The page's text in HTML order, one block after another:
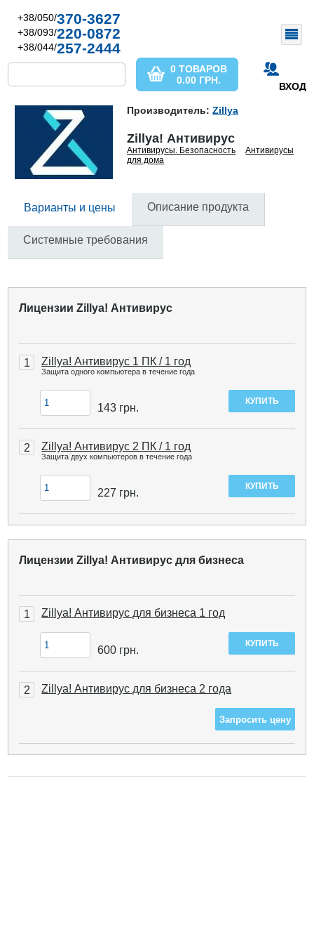
+38/050/370-3627
+38/093/220-0872
+38/044/257-2444
ВХОД
0 ТОВАРОВ
0.00 ГРН.
Производитель:Zillya
Zillya! Антивирус
Антивирусы. Безопасность
Антивирусы
для дома
Варианты и цены Описание продукта
Системные требования
Лицензии Zillya! Антивирус
1 Zillya! Антивирус 1 ПК / 1 год
Защита одного компьютера в течение года
143 грн.
2 Zillya! Антивирус 2 ПК / 1 год
Защита двух компьютеров в течение года
227 грн.
Лицензии Zillya! Антивирус для бизнеса
1 Zillya! Антивирус для бизнеса 1 год
600 грн.
2 Zillya! Антивирус для бизнеса 2 года
Запросить цену